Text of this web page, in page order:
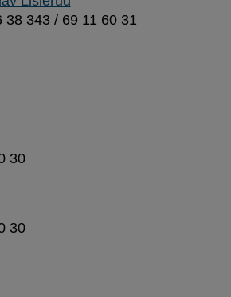
38 343 / 69 11 60 31
30
30